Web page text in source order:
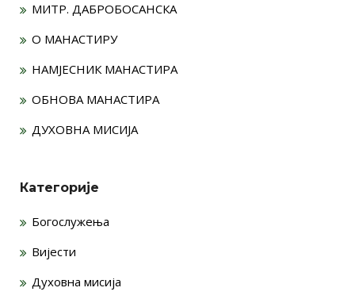
МИТР. ДАБРОБОСАНСКА
О МАНАСТИРУ
НАМЈЕСНИК МАНАСТИРА
ОБНОВА МАНАСТИРА
ДУХОВНА МИСИЈА
Категорије
Богослужења
Вијести
Духовна мисија